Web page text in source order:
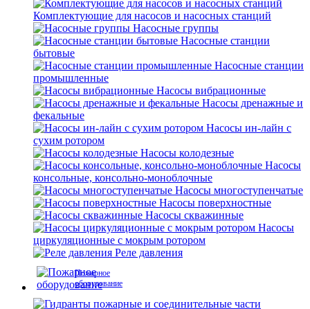
Комплектующие для насосов и насосных станций
Насосные группы
Насосные станции
бытовые
Насосные станции
промышленные
Насосы вибрационные
Насосы дренажные и
фекальные
Насосы ин-лайн с
сухим ротором
Насосы колодезные
Насосы
консольные, консольно-моноблочные
Насосы многоступенчатые
Насосы поверхностные
Насосы скважинные
Насосы
циркуляционные с мокрым ротором
Реле давления
Пожарное
оборудование